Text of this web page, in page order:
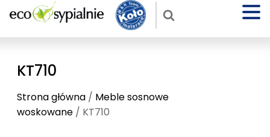
KT710
Strona główna / Meble sosnowe
woskowane / KT710